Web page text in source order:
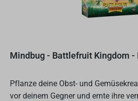
Mindbug - Battlefruit Kingdom -
Pflanze deine Obst- und
vor deinem Gegner und ernte ihre